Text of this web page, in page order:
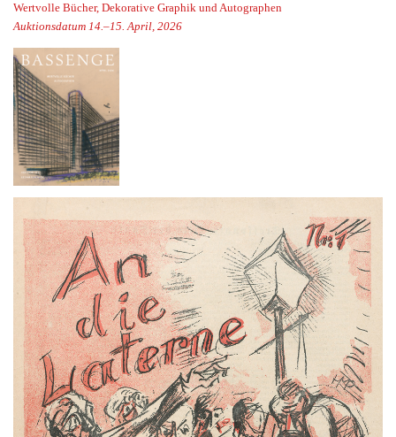
Wertvolle Bücher, Dekorative Graphik und Autographen
Auktionsdatum 14.–15. April, 2026